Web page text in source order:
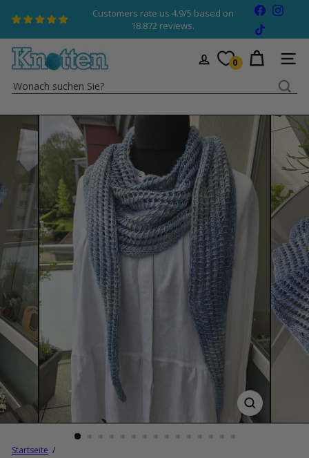
zum
Inhalt
Pause
Customers rate us 4.9/5 based on
18.872 reviews.
Facebook
TikTok
K
n
o
t
n
0
Wonach
Sie?
Startseite